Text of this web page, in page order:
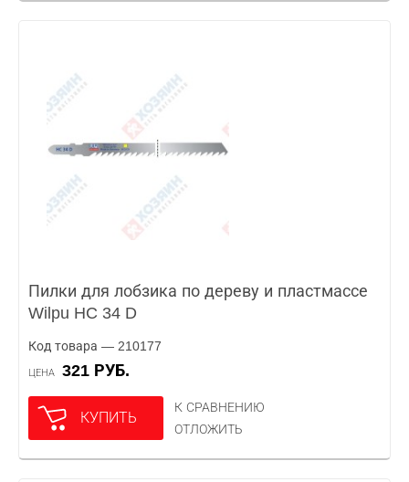
Пилки для лобзика по дереву и пластмассе
Wilpu HC 34 D
Код товара — 210177
ЦЕНА 321 РУБ.
КУПИТЬ
К СРАВНЕНИЮ
ОТЛОЖИТЬ